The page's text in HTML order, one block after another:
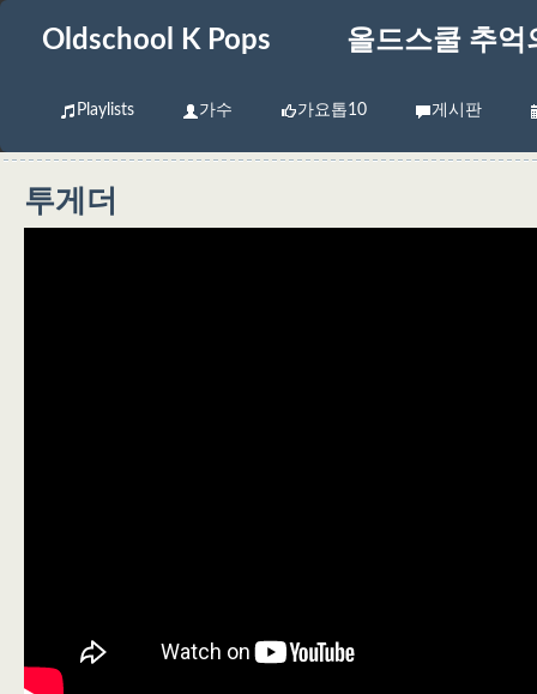
Oldschool K Pops 올드스쿨 추억
Playlists 가수 가요톱10 게시판
투게더